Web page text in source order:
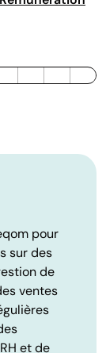
LinkedInTwitter / XFacebook
pour
sur des
de
ventes
et de